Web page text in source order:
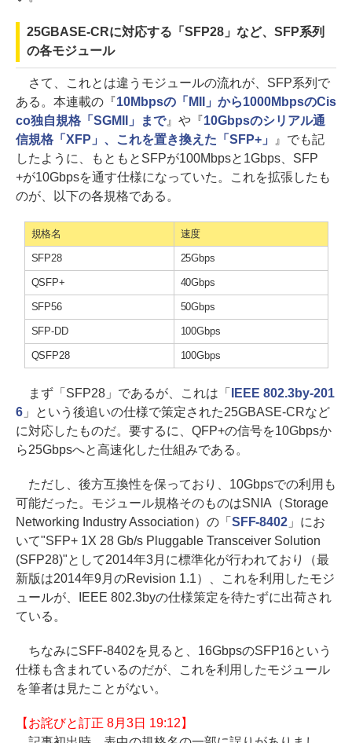
25GBASE-CRに対応する「SFP28」など、SFP系列
の各モジュール
さて、これとは違うモジュールの流れが、SFP系列で
ある。本連載の『10Mbpsの「MII」から1000MbpsのCis
co独自規格「SGMII」まで』や『10Gbpsのシリアル通
信規格「XFP」、これを置き換えた「SFP+」
』でも記
したように、もともとSFPが100Mbpsと1Gbps、SFP
+が10Gbpsを通す仕様になっていた。これを拡張したも
のが、以下の各規格である。
規格名 速度
SFP28 25Gbps
QSFP+ 40Gbps
SFP56 50Gbps
SFP-DD 100Gbps
QSFP28 100Gbps
まず「SFP28」であるが、これは「
IEEE 802.3by-201
6 」という後追いの仕様で策定された25GBASE-CRなど
に対応したものだ。要するに、QFP+の信号を10Gbpsか
ら25Gbpsへと高速化した仕組みである。
ただし、後方互換性を保っており、10Gbpsでの利用も
可能だった。モジュール規格そのものはSNIA（Storage
Networking Industry Association）の「 SFF-8402 」にお
いて"SFP+ 1X 28 Gb/s Pluggable Transceiver Solution
(SFP28)"として2014年3月に標準化が行われており（最
新版は2014年9月のRevision 1.1）、これを利用したモジ
ュールが、IEEE 802.3byの仕様策定を待たずに出荷され
ている。
ちなみにSFF-8402を見ると、16GbpsのSFP16という
仕様も含まれているのだが、これを利用したモジュール
を筆者は見たことがない。
【お詫びと訂正 8月3日 19:12】